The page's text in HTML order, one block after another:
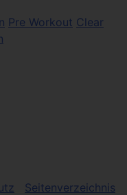
Pre Workout Clear
Seitenverzeichnis